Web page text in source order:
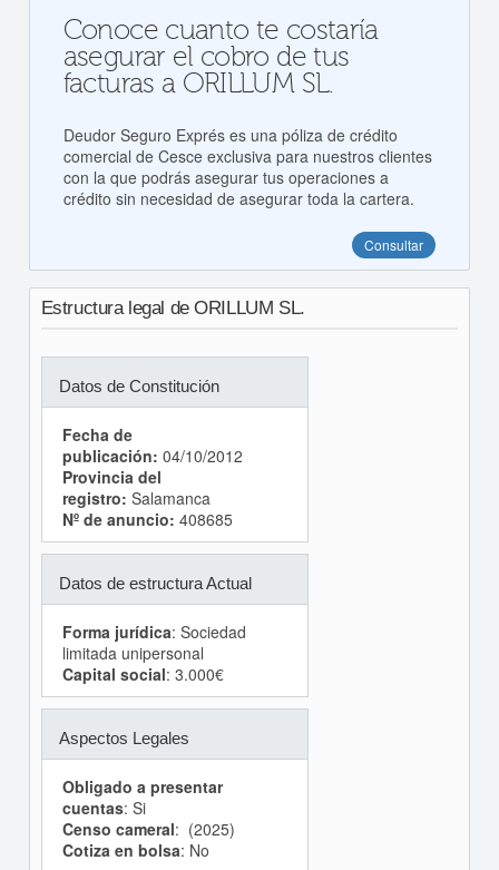
Conoce cuanto te costaría
asegurar el cobro de tus
facturas a ORILLUM SL.
Deudor Seguro Exprés es una póliza de crédito
comercial de Cesce exclusiva para nuestros clientes
con la que podrás asegurar tus operaciones a
crédito sin necesidad de asegurar toda la cartera.
Consultar
Estructura legal de ORILLUM SL.
Datos de Constitución
Fecha de
publicación: 04/10/2012
Provincia del
registro: Salamanca
Nº de anuncio: 408685
Datos de estructura Actual
Forma jurídica: Sociedad
limitada unipersonal
Capital social: 3.000€
Aspectos Legales
Obligado a presentar
cuentas: Si
Censo cameral: (2025)
Cotiza en bolsa: No